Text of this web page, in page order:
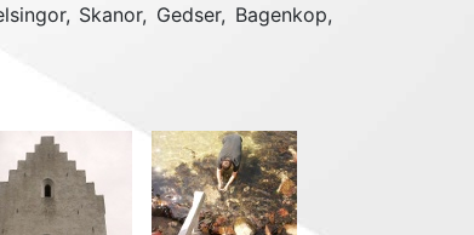
Skanor, Gedser, Bagenkop,